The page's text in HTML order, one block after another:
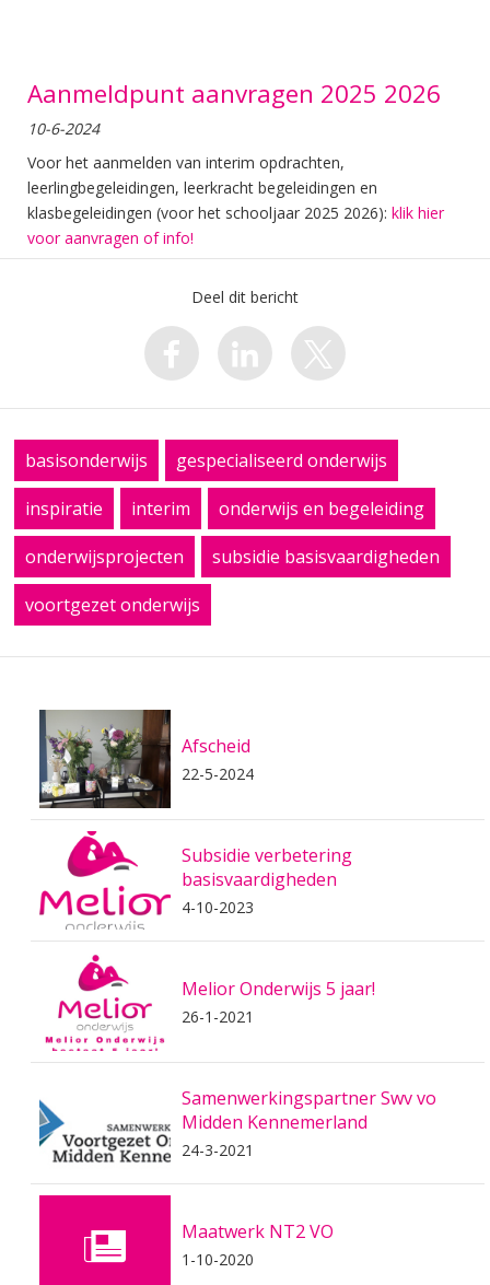
Aanmeldpunt aanvragen 2025 2026
10-6-2024
Voor het aanmelden van interim opdrachten,
leerlingbegeleidingen, leerkracht begeleidingen en
klasbegeleidingen (voor het schooljaar 2025 2026): klik hier
voor aanvragen of info!
Deel dit bericht
basisonderwijs
gespecialiseerd onderwijs
inspiratie
interim
onderwijs en begeleiding
onderwijsprojecten
subsidie basisvaardigheden
voortgezet onderwijs
Afscheid
22-5-2024
Subsidie verbetering
basisvaardigheden
4-10-2023
Melior Onderwijs 5 jaar!
26-1-2021
Samenwerkingspartner Swv vo
Midden Kennemerland
24-3-2021
Maatwerk NT2 VO
1-10-2020